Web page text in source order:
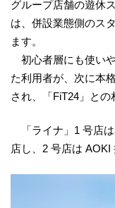
グループ店舗の遊休
は、併設業態側のス
ます。
初心者層にも使い
た利用者が、次に本
され、「FiT24」との
「ライナ」1 号店は
店し、2 号店は AOKI